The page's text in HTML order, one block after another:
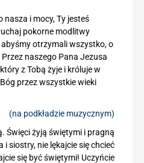
nasza i mocy, Ty jesteś
pokorne modlitwy
otrzymali wszystko, o
naszego Pana Jezusa
z Tobą żyje i króluje w
przez wszystkie wieki
(na podkładzie muzycznym)
Święci żyją świętymi i pragną
i siostry, nie lękajcie się chcieć
się być świętymi! Uczyńcie